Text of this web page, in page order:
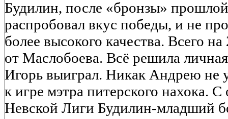
Будилин, после «бронзы»
распробовал вкус победы, и не
более высокого качества. Всего
от Маслобоева. Всё решила
Игорь выиграл. Никак Андрею не
к игре мэтра питерского нахока.
Невской Лиги Будилин-младший